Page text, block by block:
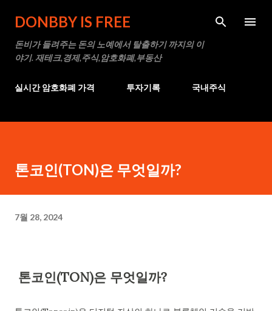
기본 콘텐츠로 건너뛰기
DONBBY IS FREE
돈비가 들려주는 돈의 노예에서 탈출하기 까지의 이
야기. 재테크,경제,주식,암호화폐,부동산
실시간 암호화폐 가격 투자기록 국내주식
톤코인(TON)은 무엇일까?
7월 28, 2024
톤코인(TON)은 무엇일까?